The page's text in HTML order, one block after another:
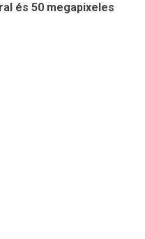
és 50 megapixeles